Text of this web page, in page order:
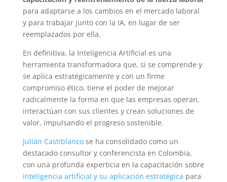
para adaptarse a los cambios en el mercado laboral
y para trabajar junto con la IA, en lugar de ser
reemplazados por ella.
En definitiva, la Inteligencia Artificial es una
herramienta transformadora que, si se comprende y
se aplica estratégicamente y con un firme
compromiso ético, tiene el poder de mejorar
radicalmente la forma en que las empresas operan,
interactúan con sus clientes y crean soluciones de
valor, impulsando el progreso sostenible.
Julián Castiblancose ha consolidado como un
destacado consultor y conferencista en Colombia,
con una profunda experticia en la capacitación sobre
inteligencia artificial y su aplicación estratégica para